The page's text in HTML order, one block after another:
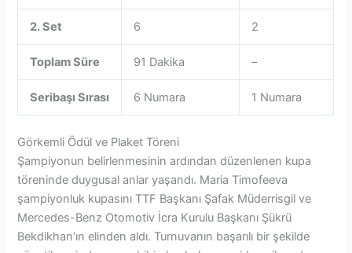
2. Set 6 2
Toplam Süre 91 Dakika –
Seribaşı Sırası 6 Numara 1 Numara
Görkemli Ödül ve Plaket Töreni
Şampiyonun belirlenmesinin ardından düzenlenen kupa
töreninde duygusal anlar yaşandı. Maria Timofeeva
şampiyonluk kupasını TTF Başkanı Şafak Müderrisgil ve
Mercedes-Benz Otomotiv İcra Kurulu Başkanı Şükrü
Bekdikhan’ın elinden aldı. Turnuvanın başarılı bir şekilde